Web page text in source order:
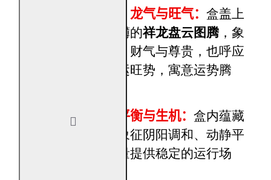
祥龙盘云盒盖｜龙气与旺气： 盒盖上
方雕刻气势磅礴的祥龙盘云图腾 ，象
征龙气、旺气、财气与尊贵，也呼应
甲辰龙年与九运旺势，寓意运势腾
太极图内胆｜平衡与生机： 盒内蕴藏
，象征阴阳调和、动静平
衡，为五行能量提供稳定的运行场